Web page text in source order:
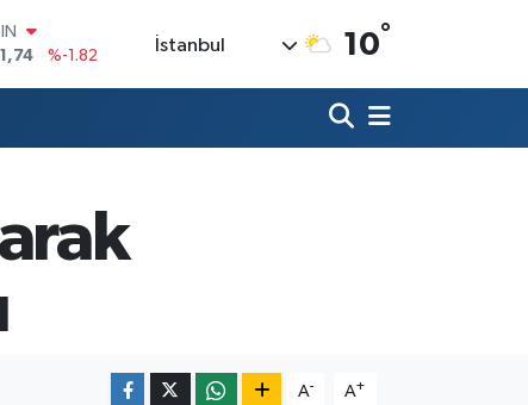
%-1.82
%0.19
%0.19
İstanbul 10°
A- A+